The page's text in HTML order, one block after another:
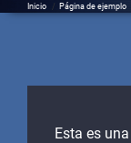
Inicio / Página de ejemplo
Esta es